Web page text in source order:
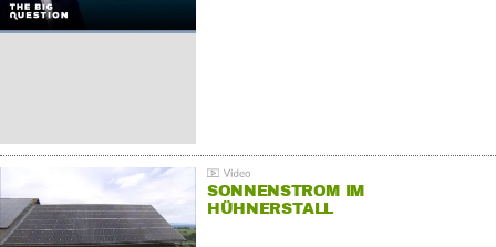
SONNENSTROM IM
HÜHNERSTALL